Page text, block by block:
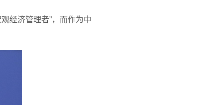
经济管理者”，而作为中